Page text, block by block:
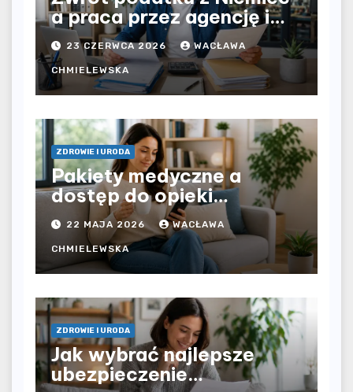
a praca przez agencję i
bezpośrednio u
pracodawcy – jak
rozliczyć oba źródła
dochodu?
23 CZERWCA 2026 WACŁAWA
CHMIELEWSKA
ZDROWIE I URODA
Pakiety medyczne a
dostęp do opieki
zdrowotnej bez
ograniczeń czasowych –
czy prywatna opieka daje
większą swobodę?
22 MAJA 2026 WACŁAWA
CHMIELEWSKA
ZDROWIE I URODA
Jak wybrać najlepsze
ubezpieczenie